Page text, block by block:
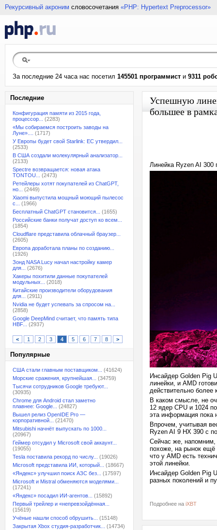
Рекурсивный акроним словосочетания «PHP: Hypertext Preprocessor»
За последние 24 часа нас посетил 145501 программист и 9311
Последние
Конфигурация памяти из 2015 года,
процессор...
(2283)
«Мы собираемся построить заводы на
Луне»....
(1717)
У Европы будет свой Starlink: ЕС утвердил...
(2533)
В США создали молекулярный анализатор...
(2133)
Spectre возвращается: новая атака
TONTOU...
(2473)
Ретейлеры хотят покупателей из ChatGPT,
но...
(2449)
Xiaomi выпустила мощный моющий пылесос
с...
(1966)
Бесплатный ChatGPT становится...
(1655)
Российские банки получат доступ ко всем...
(1854)
Cloudflare представила облачный браузер...
(2605)
Европа доработала планы по созданию...
(1926)
Зонд NASA Lucy начал настройку камер
для...
(2676)
Хакеры похитили данные покупателей
модульных...
(2018)
Китайские производители оборудования
для...
(2911)
Nvidia не будет успевать за спросом на...
(2858)
Google DeepMind считает, что память типа
HBF...
(2937)
< 1 2 3 4 5 6 7 8 >
Популярные
США стали главным поставщиком...
(41624)
Морские сражения, крупнейшая...
(34759)
Тысячи сотрудников Google требуют...
(30935)
Chrome для Android стал заметно
плавнее: Google...
(24827)
Вышел релиз OpenIDE Pro —
корпоративной...
(21470)
Mitsubishi начнёт выпускать по 1000...
(20967)
Геймер отсудил у Microsoft свой аккаунт...
(19055)
Tesla поставила рекорд по числу...
(19026)
Microsoft представила ИИ, который...
(18667)
«Яндекс» улучшил поиск АЗС без...
(17597)
Microsoft и Mistral обменяются моделями...
(17241)
«Яндекс» посадил ИИ-агентов...
(15892)
Первый трейлер и «непревзойдённая...
(15619)
Учёные нашли способ обрушить...
(15148)
Закрытая Xbox студия-разработчик...
(14734)
Успешную
большее в
Линейка Ryzen AI 300
Инсайдер Golden Pig
линейки, и AMD
действительно
В каком смысле, не
12 ядер CPU и 1024
эта информация пока
Впрочем, учитывая
Ryzen AI 9 HX 390 с
Сейчас же, напомним,
похоже, на рынок ещё
что у AMD есть
этой линейки.
Инсайдер Golden Pig
разных поколений и
Подробнее на iXBT